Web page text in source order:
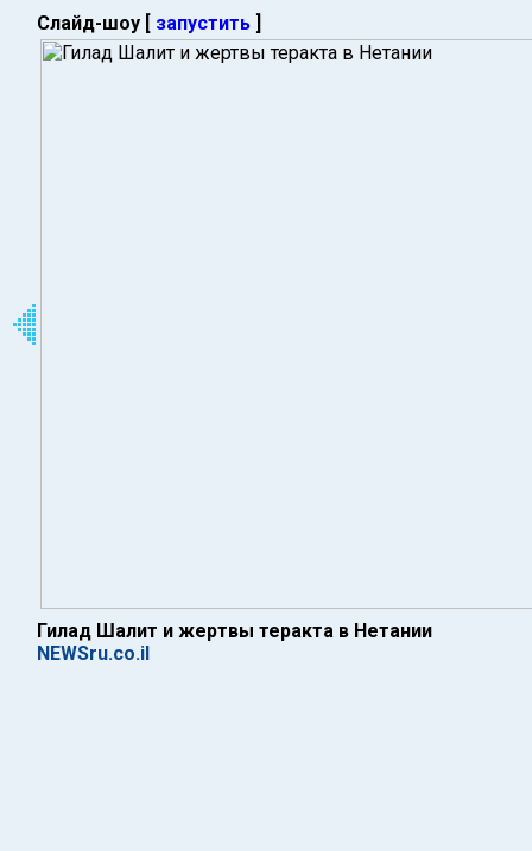
Слайд-шоу [ запустить ]
Гилад Шалит и жертвы теракта в Нетании
NEWSru.co.il